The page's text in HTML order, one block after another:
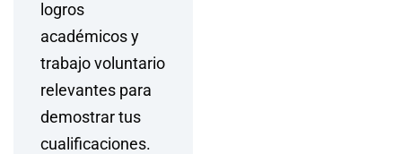
logros
académicos y
trabajo voluntario
relevantes para
demostrar tus
cualificaciones.